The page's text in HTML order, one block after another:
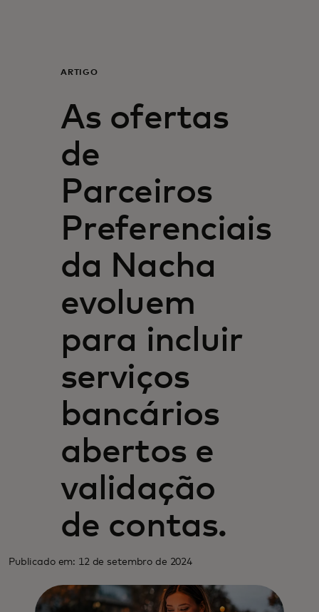
Para empresas
Para o mundo
Para inovadores
Notícias e tendências
ARTIGO
As ofertas
de
Parceiros
Preferenciais
da Nacha
evoluem
para incluir
serviços
bancários
abertos e
validação
de contas.
Publicado em: 12 de setembro de 2024